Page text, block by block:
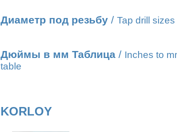
Диаметр под резьбу / Tap drill sizes
Дюймы в мм Таблица / Inches to
table
KORLOY